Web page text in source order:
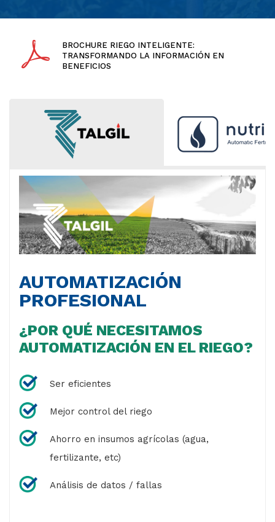
BROCHURE RIEGO INTELIGENTE:
TRANSFORMANDO LA INFORMACIÓN EN
BENEFICIOS
AUTOMATIZACIÓN
PROFESIONAL
¿POR QUÉ NECESITAMOS
AUTOMATIZACIÓN EN EL RIEGO?
Ser eficientes
Mejor control del riego
Ahorro en insumos agrícolas (agua,
fertilizante, etc)
Análisis de datos / fallas